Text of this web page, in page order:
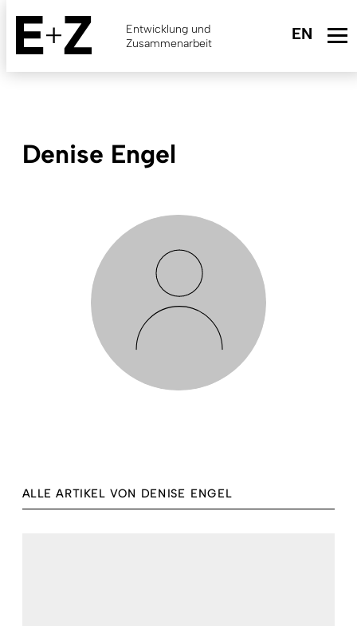
Skip
main
content
Entwicklung und
Zusammenarbeit
Denise Engel
ALLE ARTIKEL VON DENISE ENGEL